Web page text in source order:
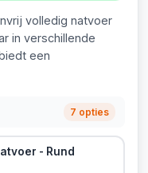
volledig natvoer
in verschillende
een
7 opties
- Rund